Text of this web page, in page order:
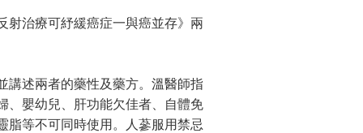
射治療可紓緩癌症一與癌並存》兩
講述兩者的藥性及藥方。溫醫師指
、嬰幼兒、肝功能欠佳者、自體免
脂等不可同時使用。人蔘服用禁忌